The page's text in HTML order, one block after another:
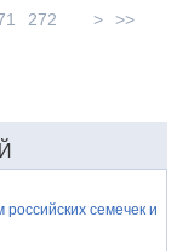
272 > >>
семечек и